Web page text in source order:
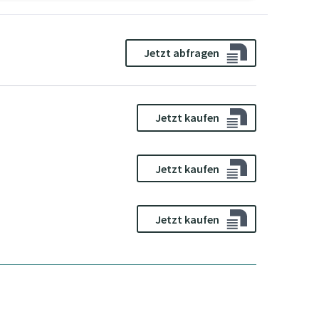
Jetzt abfragen
Jetzt kaufen
Jetzt kaufen
Jetzt kaufen